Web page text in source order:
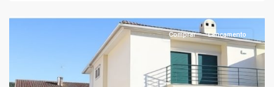
Comprar Lançamento